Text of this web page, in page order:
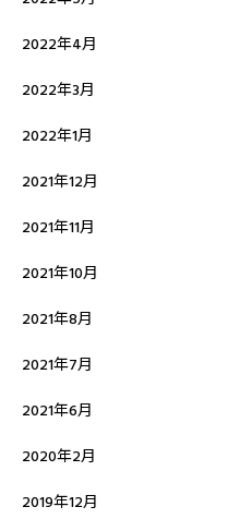
2022年4月
2022年3月
2022年1月
2021年12月
2021年11月
2021年10月
2021年8月
2021年7月
2021年6月
2020年2月
2019年12月